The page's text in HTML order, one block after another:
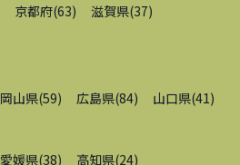
京都府(63) 滋賀県(37)
岡山県(59) 広島県(84) 山口県(41 )
愛媛県(38) 高知県(24)